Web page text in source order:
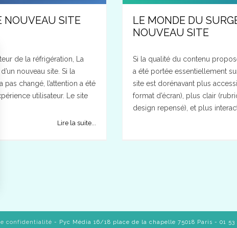
NOUVEAU SITE
de la réfrigération, La
nouveau site. Si la
pas changé, l’attention a été
utilisateur. Le site
Lire la suite...
LE MONDE DU
NOUVEAU SITE
Si la qualité du contenu
a été portée essentiellement
site est dorénavant plus
format d’écran), plus clair
design repensé), et plus
confidentialité - Pyc Média 16/18 place de la chapelle 75018 Paris - 01 53